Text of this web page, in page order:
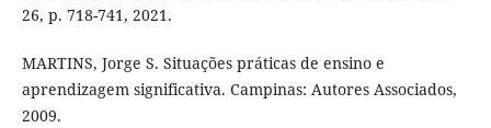
26, p. 718-741, 2021.
MARTINS, Jorge S. Situações práticas de ensino e
aprendizagem significativa. Campinas: Autores Associados,
2009.